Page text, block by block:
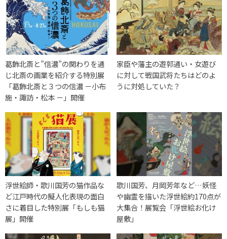
葛飾北斎と”信濃”の関わりを通
じ北斎の画業を紹介する特別展
「葛飾北斎と３つの信濃 －小布
施・諏訪・松本 －」開催
家臣や藩主の遊郭通い・女遊び
に対して戦国武将たちはどのよ
うに対処していた？
浮世絵師・歌川国芳の猫作品な
ど江戸時代の擬人化表現の面白
さに着目した特別展「もしも猫
展」開催
歌川国芳、月岡芳年など…妖怪
や幽霊を描いた浮世絵約170点が
大集合！展覧会「浮世絵お化け
屋敷」